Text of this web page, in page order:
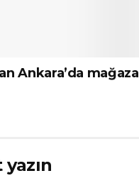
Ankara’da mağaza